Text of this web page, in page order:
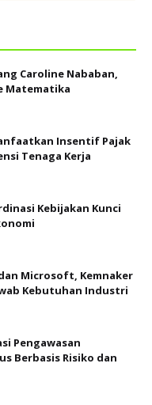
Caroline Nababan,
Matematika
Insentif Pajak
Tenaga Kerja
Kebijakan Kunci
Microsoft, Kemnaker
Kebutuhan Industri
Pengawasan
Berbasis Risiko dan